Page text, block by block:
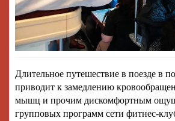
Длительное путешествие в поезде в
приводит к замедлению
мышц и прочим дискомфортным
групповых программ сети фитнес-